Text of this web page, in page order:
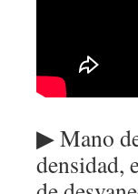
▶ Mano
densidad,